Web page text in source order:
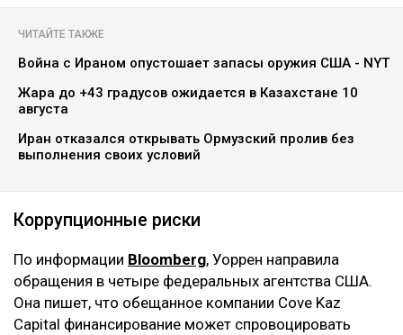
ЧИТАЙТЕ ТАКЖЕ
Война с Ираном опустошает запасы оружия США - NYT
Жара до +43 градусов ожидается в Казахстане 10
августа
Иран отказался открывать Ормузский пролив без
выполнения своих условий
Коррупционные риски
По информации Bloomberg, Уоррен направила
обращения в четыре федеральных агентства США.
Она пишет, что обещанное компании Cove Kaz
Capital финансирование может спровоцировать